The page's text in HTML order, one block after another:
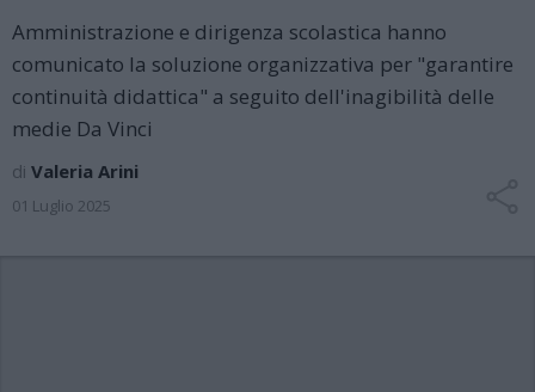
Amministrazione e dirigenza scolastica hanno
comunicato la soluzione organizzativa per "garantire
continuità didattica" a seguito dell'inagibilità delle
medie Da Vinci
di Valeria Arini
01 Luglio 2025